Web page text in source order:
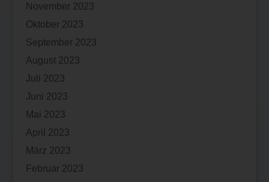
November 2023
Oktober 2023
September 2023
August 2023
Juli 2023
Juni 2023
Mai 2023
April 2023
März 2023
Februar 2023